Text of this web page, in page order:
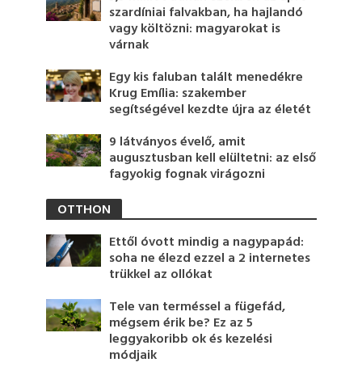
szardíniai falvakban, ha hajlandó
vagy költözni: magyarokat is
várnak
Egy kis faluban talált menedékre
Krug Emília: szakember
segítségével kezdte újra az életét
9 látványos évelő, amit
augusztusban kell elültetni: az első
fagyokig fognak virágozni
OTTHON
Ettől óvott mindig a nagypapád:
soha ne élezd ezzel a 2 internetes
trükkel az ollókat
Tele van terméssel a fügefád,
mégsem érik be? Ez az 5
leggyakoribb ok és kezelési
módjaik